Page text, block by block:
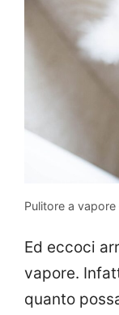
Pulitore a
Ed eccoci
vapore.
quanto